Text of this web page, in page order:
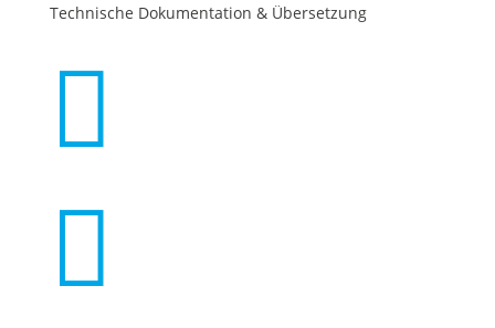
Technische Dokumentation & Übersetzung

